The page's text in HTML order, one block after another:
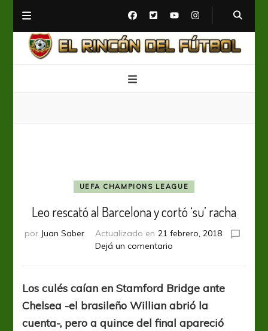
UEFA CHAMPIONS LEAGUE
Leo rescató al Barcelona y cortó ‘su’ racha
por Juan Saber Actualizado en 21 febrero, 2018
Dejá un comentario
al
Barcelona
y
cortó
Los culés caían en Stamford Bridge ante
Chelsea -el brasileño Willian abrió la
cuenta-, pero a quince del final apareció